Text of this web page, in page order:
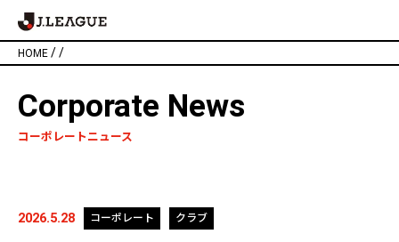
HOME //
Corporate News
コーポレートニュース
2026.5.28 コーポレート クラブ